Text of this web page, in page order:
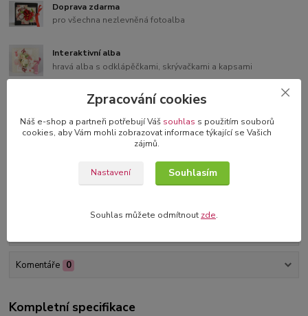
Doprava zdarma
pro všechna nezlevněná fotoalba
Interaktivní alba
hravá alba s odklápěčkami, skrývačkami a kapsami
Bonusy k albům
samolepící čtverečky nebo růžky
originální blahopřání s 3D dekorací
Komentáře 0
Kompletní specifikace
Zpracování cookies
Náš e-shop a partneři potřebují Váš souhlas s použitím souborů
cookies, aby Vám mohli zobrazovat informace týkající se Vašich
zájmů.
Nastavení Souhlasím
Souhlas můžete odmítnout zde.